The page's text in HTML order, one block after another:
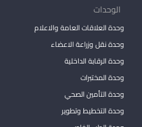
الوحدات
وحدة العلاقات العامة والاعلام
وحدة نقل وزراعة الاعضاء
وحدة الرقابة الداخلية
وحدة المختبرات
وحدة التأمين الصحي
وحدة التخطيط وتطوير